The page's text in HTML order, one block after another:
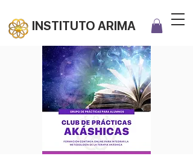
INSTITUTO ARIMA